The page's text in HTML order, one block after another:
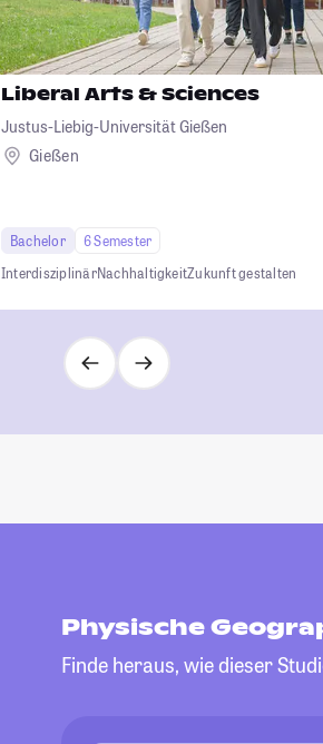
Liberal Arts & Sciences
Justus-Liebig-Universität Gießen
Gießen
Bachelor
6 Semester
InterdisziplinärNachhaltigkeitZukunft gestalten
Physische
Finde heraus, wie dieser